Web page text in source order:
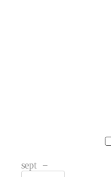
sept −